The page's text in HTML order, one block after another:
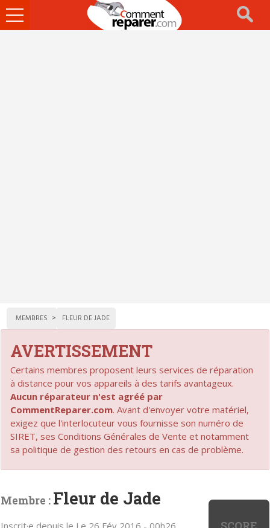
Ouvrir
le
MEMBRES FLEUR DE JADE
AVERTISSEMENT
Certains membres proposent leurs services de réparation
à distance pour vos appareils à des tarifs avantageux.
Aucun réparateur n'est agréé par
CommentReparer.com. Avant d'envoyer votre matériel,
exigez que l'interlocuteur vous fournisse son numéro de
SIRET, ses Conditions Générales de Vente et notamment
sa politique de gestion des retours en cas de problème.
Membre : Fleur de Jade
Inscrit·e depuis le Le 26 Fév 2016 - 00h26